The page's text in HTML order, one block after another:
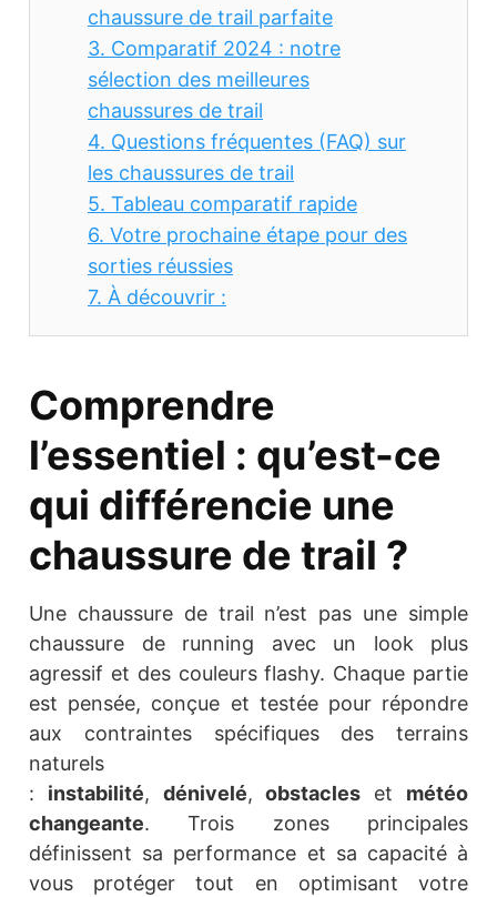
chaussure de trail parfaite
3. Comparatif 2024 : notre
sélection des meilleures
chaussures de trail
4. Questions fréquentes (FAQ) sur
les chaussures de trail
5. Tableau comparatif rapide
6. Votre prochaine étape pour des
sorties réussies
7. À découvrir :
Comprendre
l’essentiel : qu’est-ce
qui différencie une
chaussure de trail ?
Une chaussure de trail n’est pas une simple
chaussure de running avec un look plus
agressif et des couleurs flashy. Chaque partie
est pensée, conçue et testée pour répondre
aux contraintes spécifiques des terrains
naturels
: instabilité, dénivelé,obstacles et météo
changeante. Trois zones principales
définissent sa performance et sa capacité à
vous protéger tout en optimisant votre